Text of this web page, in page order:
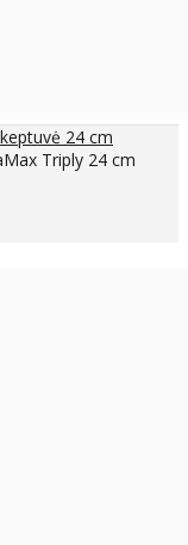
24 cm
Triply 24 cm